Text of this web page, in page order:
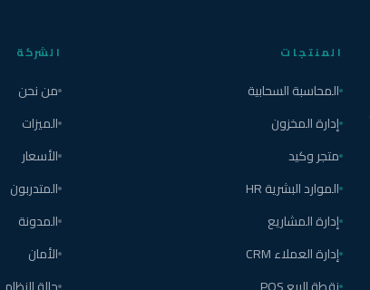
المنتجات
المحاسبة السحابية
إدارة المخزون
متجر وكيد
الموارد البشرية HR
إدارة المشاريع
إدارة العملاء CRM
الشركة
من نحن
الميزات
الأسعار
المتدربون
المدونة
الأمان